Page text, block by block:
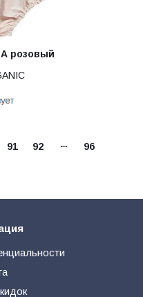
розовый
91 92 96